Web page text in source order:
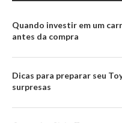
Quando investir em um
antes da compra
Dicas para preparar seu
surpresas